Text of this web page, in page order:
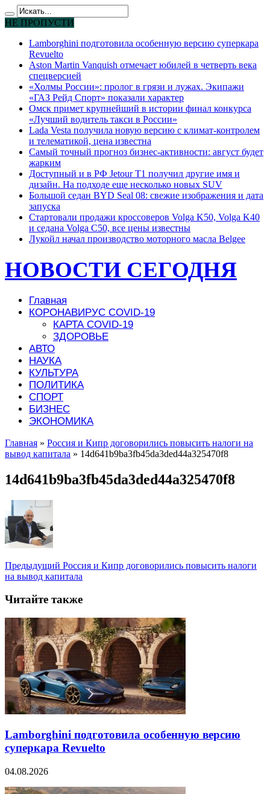
НЕ ПРОПУСТИ
Lamborghini подготовила особенную версию суперкара
Revuelto
Aston Martin Vanquish отмечает юбилей в четверть века
спецверсией
«Холмы России»: пролог в грязи и лужах. Экипажи
«ГАЗ Рейд Спорт» показали характер
Омск примет крупнейший в истории финал конкурса
«Лучший водитель такси в России»
Lada Vesta получила новую версию с климат-контролем
и телематикой, цена известна
Самый точный прогноз бизнес-активности: август будет
жарким
Доступный и в РФ Jetour T1 получил другие имя и
дизайн. На подходе еще несколько новых SUV
Большой седан BYD Seal 08: свежие изображения и дата
запуска
Стартовали продажи кроссоверов Volga K50, Volga K40
и седана Volga C50, все цены известны
Лукойл начал производство моторного масла Belgee
НОВОСТИ СЕГОДНЯ
Главная
КОРОНАВИРУС COVID-19
КАРТА COVID-19
ЗДОРОВЬЕ
АВТО
НАУКА
КУЛЬТУРА
ПОЛИТИКА
СПОРТ
БИЗНЕС
ЭКОНОМИКА
Главная » Россия и Кипр договорились повысить налоги на
вывод капитала » 14d641b9ba3fb45da3ded44a325470f8
14d641b9ba3fb45da3ded44a325470f8
Предыдущий Россия и Кипр договорились повысить налоги
на вывод капитала
Читайте также
Lamborghini подготовила особенную версию
суперкара Revuelto
04.08.2026